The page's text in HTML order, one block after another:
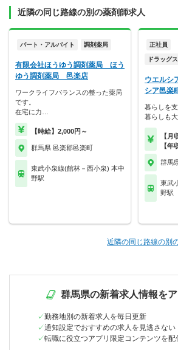
近隣の同じ路線の別の薬剤師求人
パート・アルバイト 調剤薬局
有限会社ほうゆう調剤薬局 ほう
ゆう調剤薬局 邑楽店
ワークライフバランスの整った薬局
です。
在宅に力…
【時給】2,000円～
群馬県 邑楽郡邑楽町
東武小泉線(館林－西小泉) 本中
野駅
正社員
ドラッグ
ウエルシ
シア邑楽
暮らしを
暮らしも
【月
【年
群馬
東武
野駅
近隣の同じ路線の別
群馬県の新着求人情報を
勤務地別の新着求人を毎日更新
通知設定でおすすめの求人を見逃さない
転職に役立つアプリ限定コンテンツを配